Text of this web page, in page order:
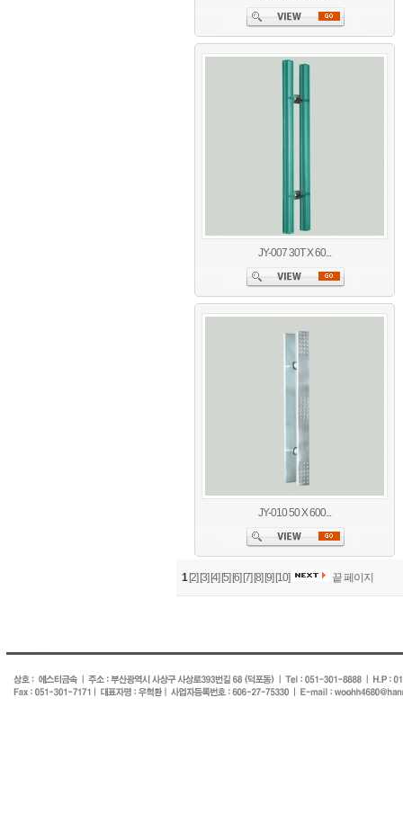
JY-007 30T X 60...
JY-010 50 X 600...
1 [2] [3] [4] [5] [6] [7] [8] [9] [10] 끝 페이지